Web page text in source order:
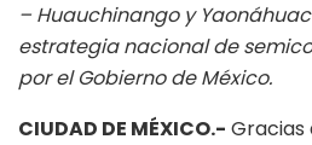
– Huauchinango y
estrategia nacional de
por el Gobierno de México.
CIUDAD DE MÉXICO.- Gracias